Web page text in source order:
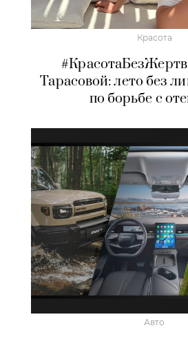
Красота
Тарасовой: лето без
по борьбе с
Авто